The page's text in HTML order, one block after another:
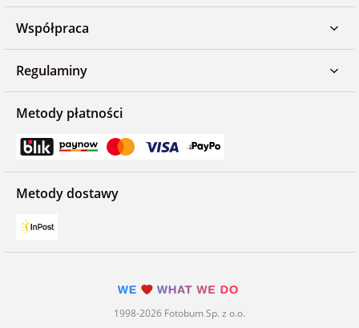
Współpraca
Regulaminy
Metody płatności
Metody dostawy
1998-2026 Fotobum Sp. z o.o.